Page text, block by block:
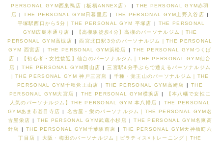
PERSONAL GYM西巣鴨店（板橋ANNEX店）
THE PERSONAL GYM赤羽
店
THE PERSONAL GYM日暮里店 THE PERSONAL GYM上野入谷店
平塚駅西口から5分｜THE PERSONAL GYM 平塚店
THE PERSONAL
GYM広島本通り店
【高槻駅徒歩4分】高槻のパーソナルジム｜THE
PERSONAL GYM高槻店
西宮北口駅3分のパーソナルジム｜THE PERSONAL
GYM 西宮店
THE PERSONAL GYM浜松店
THE PERSONAL GYMつくば
店
【初心者・女性歓迎】仙台のパーソナルジム｜THE PERSONAL GYM仙台
店
THE PERSONAL GYM岡山店
三宮駅4分手ぶらで通えるパーソナルジム
| THE PERSONAL GYM 神戸三宮店
千種・覚王山のパーソナルジム｜THE
PERSONAL GYM千種覚王山店
THE PERSONAL GYM高崎店
THE
PERSONAL GYM大宮店
THE PERSONAL GYM横浜店
【本八幡で女性に
人気のパーソナルジム】THE PERSONAL GYM 本八幡店
THE PERSONAL
GYMあま市甚目寺店
名古屋・栄のパーソナルジム｜THE PERSONAL GYM名
古屋栄店
THE PERSONAL GYM武蔵小杉店
THE PERSONAL GYM名東高
針店
THE PERSONAL GYM千葉駅前店
THE PERSONAL GYM天神橋筋六
丁目店
大阪・梅田のパーソナルジム｜ピラティス×トレーニング｜THE